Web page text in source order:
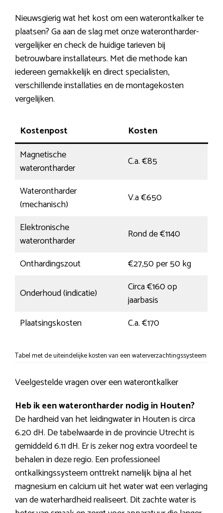
Nieuwsgierig wat het kost om een waterontkalker te
plaatsen? Ga aan de slag met onze waterontharder-
vergelijker en check de huidige tarieven bij
betrouwbare installateurs. Met die methode kan
iedereen gemakkelijk en direct specialisten,
verschillende installaties en de montagekosten
vergelijken.
Kostenpost
Kosten
Magnetische
waterontharder
C.a. €85
Waterontharder
(mechanisch)
V.a €650
Elektronische
waterontharder
Rond de €1140
Onthardingszout
€27,50 per 50 kg
Onderhoud (indicatie)
Circa €160 op
jaarbasis
Plaatsingskosten
C.a. €170
Tabel met de uiteindelijke kosten van een waterverzachtingssysteem
Veelgestelde vragen over een waterontkalker
Heb ik een waterontharder nodig in Houten?
De hardheid van het leidingwater in Houten is circa
6.20 dH. De tabelwaarde in de provincie Utrecht is
gemiddeld 6.11 dH. Er is zeker nog extra voordeel te
behalen in deze regio. Een professioneel
ontkalkingssysteem onttrekt namelijk bijna al het
magnesium en calcium uit het water wat een verlaging
van de waterhardheid realiseert. Dit zachte water is